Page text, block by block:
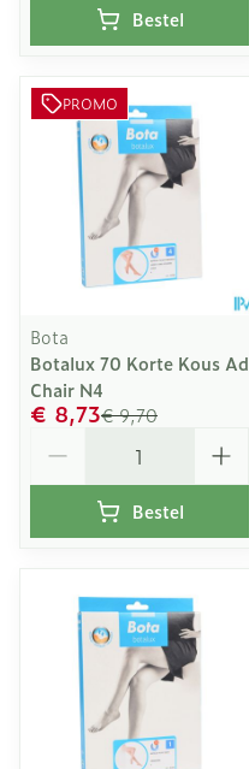
Bestel
PROMO
Bota
Botalux 70 Korte Kous Ad
Chair N4
€ 9,70
€ 8,73
Bestel